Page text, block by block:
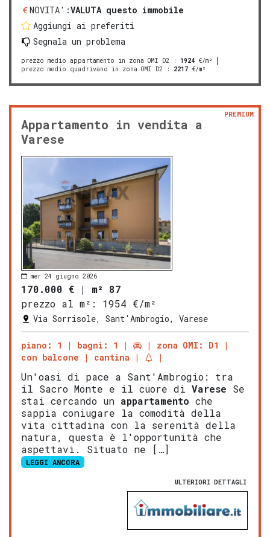
NOVITA':VALUTA questo immobile
Aggiungi ai preferiti
Segnala un problema
prezzo medio appartamento in zona OMI D2 : 1924 €/m²
prezzo medio quadrivano in zona OMI D2 : 2217 €/m²
Appartamento in vendita a
Varese
PREMIUM
mer 24 giugno 2026
170.000 € | m² 87
prezzo al m²:
1954 €/m²
Via Sorrisole, Sant'Ambrogio, Varese
piano: 1 bagni: 1
zona OMI: D1
con balcone
cantina
Un'oasi di pace a Sant'Ambrogio: tra
il Sacro Monte e il cuore di Varese ​Se
stai cercando un appartamento che
sappia coniugare la comodità della
vita cittadina con la serenità della
natura, questa è l'opportunità che
aspettavi. ​Situato ne […]
LEGGI ANCORA
ULTERIORI DETTAGLI